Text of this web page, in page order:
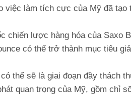
việc làm tích cực của Mỹ đã
chiến lược hàng hóa của Saxo
có thể trở thành mục tiêu
thể sẽ là giai đoạn đầy thách
quan trọng của Mỹ, gồm chỉ